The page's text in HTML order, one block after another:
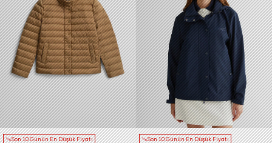
Son 10 Günün En Düşük Fiyatı Son 10 Günün En Düşük Fiyatı